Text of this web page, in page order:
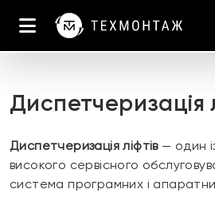
Диспетчеризація
Диспетчеризація ліфтів— один
високого сервісного
система програмних і